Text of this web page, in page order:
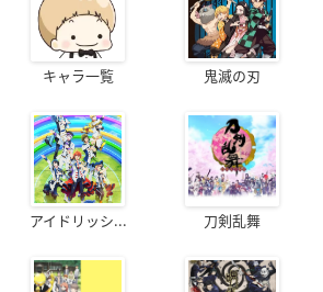
キャラ一覧 鬼滅の刃
アイドリッシ... 刀剣乱舞